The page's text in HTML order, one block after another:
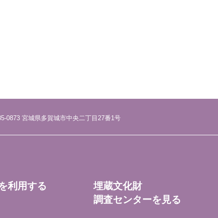
0873 宮城県多賀城市中央二丁目27番1号
利用する
埋蔵文化財
調査センターを見る